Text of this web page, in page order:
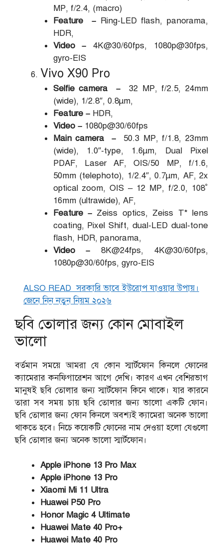
MP, f/2.4, (macro)
Feature –Ring-LED flash, panorama,
HDR,
Video – 4K@30/60fps, 1080p@30fps,
gyro-EIS
Vivo X90 Pro
Selfie camera – 32 MP, f/2.5, 24mm
(wide), 1/2.8″, 0.8µm,
Feature –HDR,
Video –1080p@30/60fps
Main camera –
50.3 MP, f/1.8, 23mm
(wide), 1.0″-type, 1.6µm, Dual Pixel
PDAF, Laser AF, OIS/50 MP, f/1.6,
50mm (telephoto), 1/2.4″, 0.7µm, AF, 2x
optical zoom, OIS – 12 MP, f/2.0, 108˚
16mm (ultrawide), AF,
Feature –Zeiss optics, Zeiss T* lens
coating, Pixel Shift, dual-LED dual-tone
flash, HDR, panorama,
Video – 8K@24fps, 4K@30/60fps,
1080p@30/60fps, gyro-EIS
ALSO READ সরকারি ভাবে ইউরোপ যাওয়ার উপায়।
জেনে নিন নতুন নিয়ম ২০২৬
ছবি তোলার জন্য কোন মোবাইল
ভালো
বর্তমান সময়ে আমরা যে কোন স্মার্টফোন কিনলে ফোনের
ক্যামেরার কনফিগারেশন আগে দেখি। কারণ এখন বেশিরভাগ
মানুষই ছবি তোলার জন্য স্মার্টফোন কিনে থাকে। যার কারনে
তারা সব সময় চায় ছবি তোলার জন্য ভালো একটি ফোন।
ছবি তোলার জন্য ফোন কিনলে অবশ্যই ক্যামেরা অনেক ভালো
থাকতে হবে। নিচে কয়েকটি ফোনের নাম দেওয়া হলো যেগুলো
ছবি তোলার জন্য অনেক ভালো স্মার্টফোন।
Apple iPhone 13 Pro Max
Apple iPhone 13 Pro
Xiaomi Mi 11 Ultra
Huawei P50 Pro
Honor Magic 4 Ultimate
Huawei Mate 40 Pro+
Huawei Mate 40 Pro